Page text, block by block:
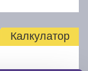
Калкулатор